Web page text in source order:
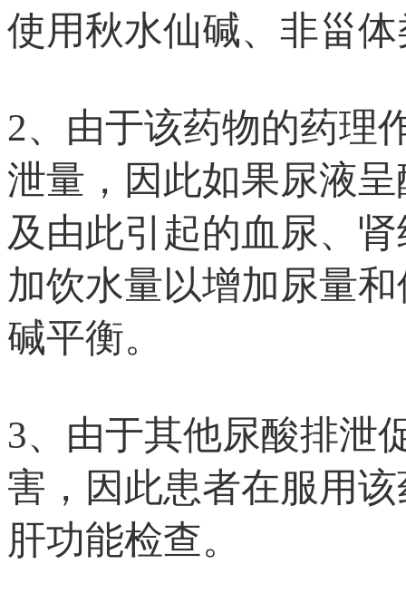
使用秋水仙碱、非甾
2、由于该药物的药理
泄量，因此如果尿液
及由此引起的血尿、
加饮水量以增加尿量
碱平衡。
3、由于其他尿酸排泄
害，因此患者在服用
肝功能检查。